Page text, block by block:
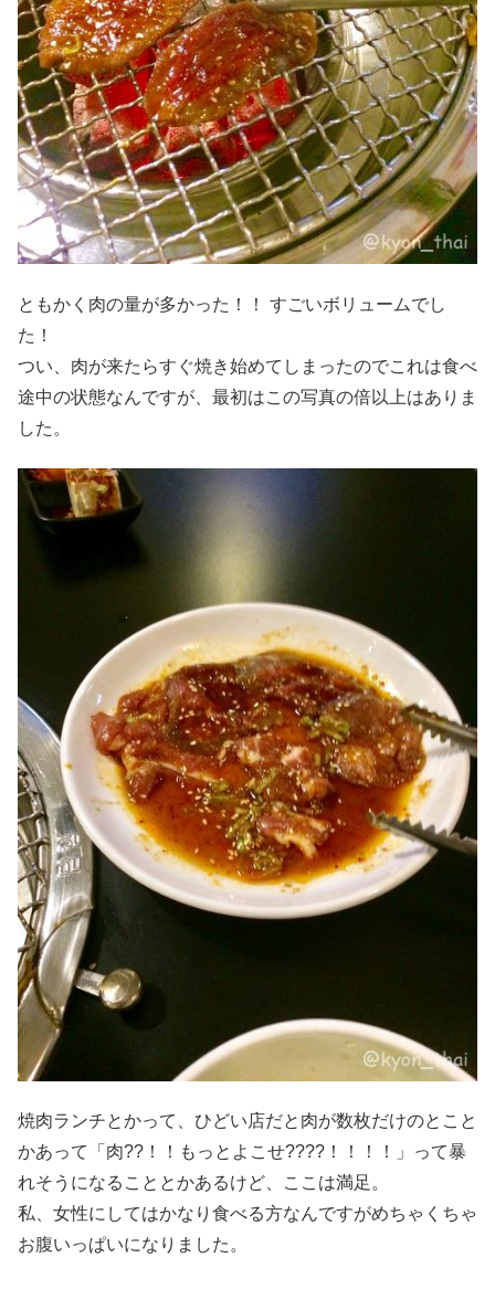
ともかく肉の量が多かった！！ すごいボリュームでし
た！
つい、肉が来たらすぐ焼き始めてしまったのでこれは食べ
途中の状態なんですが、最初はこの写真の倍以上はありま
した。
焼肉ランチとかって、ひどい店だと肉が数枚だけのとこと
かあって「肉??！！もっとよこせ????！！！！」って暴
れそうになることとかあるけど、ここは満足。
私、女性にしてはかなり食べる方なんですがめちゃくちゃ
お腹いっぱいになりました。